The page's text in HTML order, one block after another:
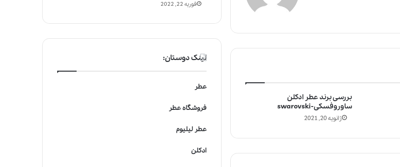
بررسی برند عطر ادکلن
ساوروفسکی-swarovski
ژانویه 20, 2021
فوریه 22, 2022
لینک دوستان:
عطر
فروشگاه عطر
عطر لیلیوم
ادکلن